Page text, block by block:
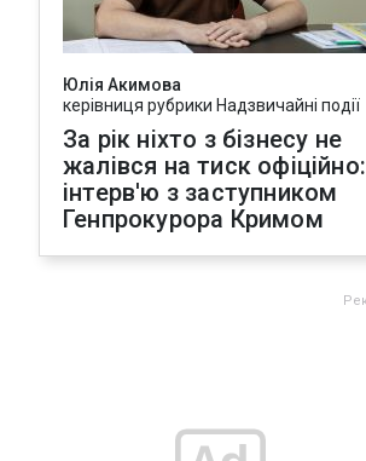
Юлія Акимова
керівниця рубрики Надзвичайні події
За рік ніхто з бізнесу не
жалівся на тиск офіційно:
інтерв'ю з заступником
Генпрокурора Кримом